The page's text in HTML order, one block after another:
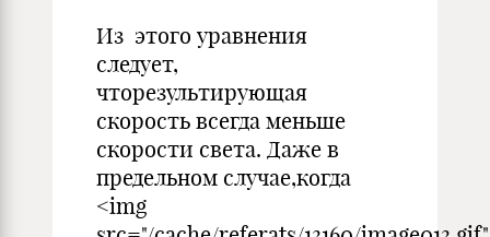
Из этого уравнения
следует,
чторезультирующая
скорость всегда меньше
скорости света. Даже в
предельном случае,когда
<img